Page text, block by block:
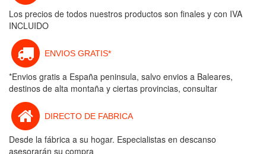
Los precios de todos nuestros productos son finales y con IVA
INCLUIDO
ENVIOS GRATIS*
*Envios gratis a España peninsula, salvo envios a Baleares,
destinos de alta montaña y ciertas provincias, consultar
DIRECTO DE FABRICA
Desde la fábrica a su hogar. Especialistas en descanso
asesorarán su compra